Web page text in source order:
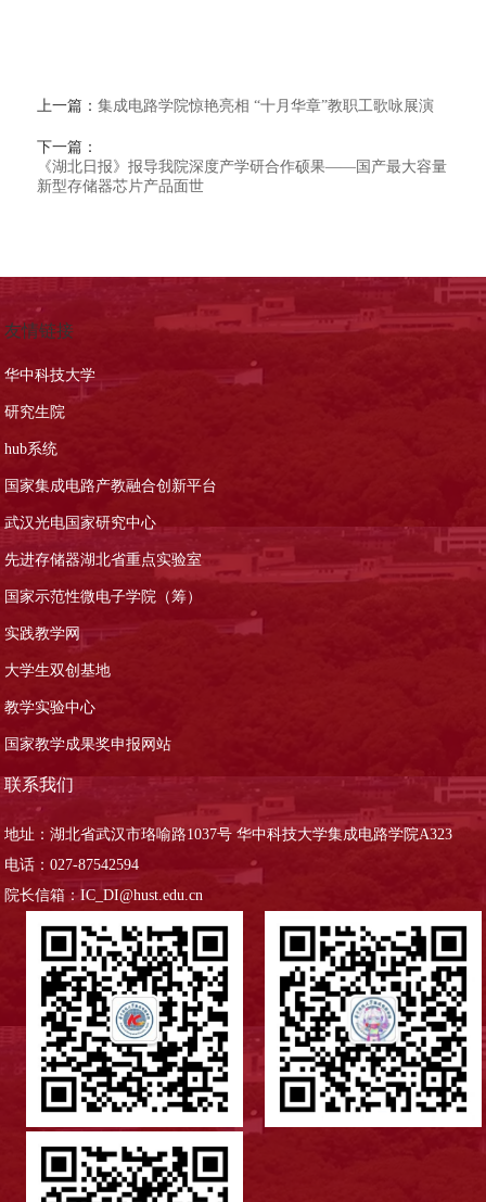
上一篇：集成电路学院惊艳亮相 “十月华章”教职工歌咏展演
下一篇：
《湖北日报》报导我院深度产学研合作硕果——国产最大容量
新型存储器芯片产品面世
友情链接
华中科技大学
研究生院
hub系统
国家集成电路产教融合创新平台
武汉光电国家研究中心
先进存储器湖北省重点实验室
国家示范性微电子学院（筹）
实践教学网
大学生双创基地
教学实验中心
国家教学成果奖申报网站
联系我们
地址：湖北省武汉市珞喻路1037号 华中科技大学集成电路学院A323
电话：027-87542594
院长信箱：IC_DI@hust.edu.cn